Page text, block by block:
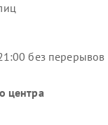
без
центра